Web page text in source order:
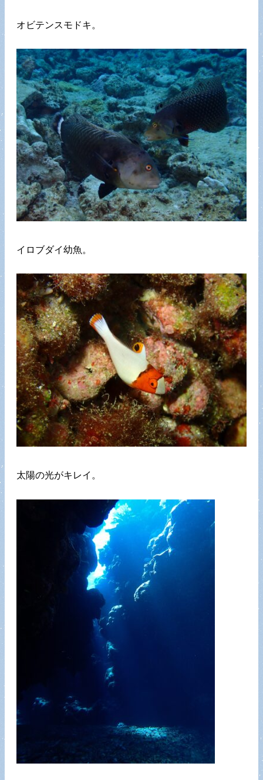
オビテンスモドキ。
イロブダイ幼魚。
太陽の光がキレイ。